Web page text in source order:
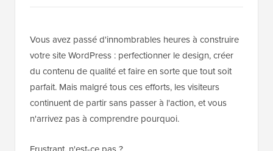
Vous avez passé d'innombrables heures à construire
votre site WordPress : perfectionner le design, créer
du contenu de qualité et faire en sorte que tout soit
parfait. Mais malgré tous ces efforts, les visiteurs
continuent de partir sans passer à l'action, et vous
n'arrivez pas à comprendre pourquoi.